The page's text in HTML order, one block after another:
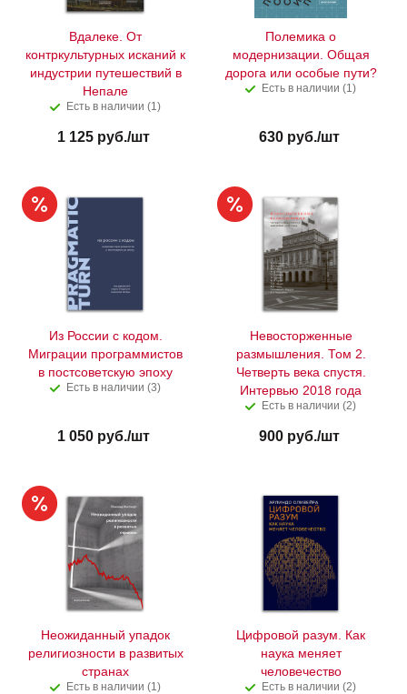
Вдалеке. От
контркультурных исканий к
индустрии путешествий в
Непале
Есть в наличии (1)
1 125 руб./шт
Полемика о
модернизации. Общая
дорога или особые пути?
Есть в наличии (1)
630руб./шт
Из России с кодом.
Миграции программистов
в постсоветскую эпоху
Есть в наличии (3)
1 050 руб./шт
Невосторженные
размышления. Том 2.
Четверть века спустя.
Интервью 2018 года
Есть в наличии (2)
900руб./шт
Неожиданный упадок
религиозности в развитых
странах
Есть в наличии (1)
Цифровой разум. Как
наука меняет
человечество
Есть в наличии (2)